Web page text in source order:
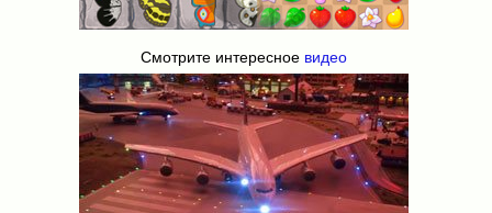
Смотрите интересное видео